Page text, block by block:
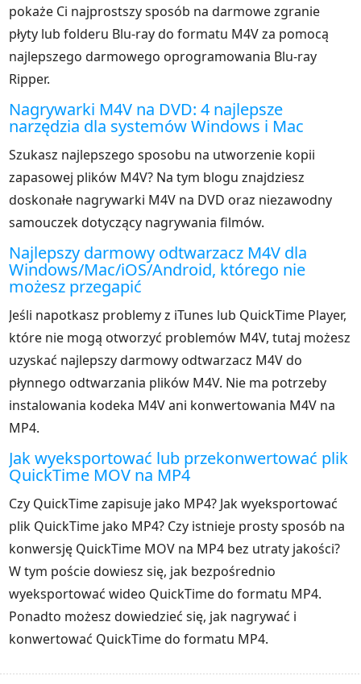
pokaże Ci najprostszy sposób na darmowe zgranie
płyty lub folderu Blu-ray do formatu M4V za pomocą
najlepszego darmowego oprogramowania Blu-ray
Ripper.
Nagrywarki M4V na DVD: 4 najlepsze
narzędzia dla systemów Windows i Mac
Szukasz najlepszego sposobu na utworzenie kopii
zapasowej plików M4V? Na tym blogu znajdziesz
doskonałe nagrywarki M4V na DVD oraz niezawodny
samouczek dotyczący nagrywania filmów.
Najlepszy darmowy odtwarzacz M4V dla
Windows/Mac/iOS/Android, którego nie
możesz przegapić
Jeśli napotkasz problemy z iTunes lub QuickTime Player,
które nie mogą otworzyć problemów M4V, tutaj możesz
uzyskać najlepszy darmowy odtwarzacz M4V do
płynnego odtwarzania plików M4V. Nie ma potrzeby
instalowania kodeka M4V ani konwertowania M4V na
MP4.
Jak wyeksportować lub przekonwertować plik
QuickTime MOV na MP4
Czy QuickTime zapisuje jako MP4? Jak wyeksportować
plik QuickTime jako MP4? Czy istnieje prosty sposób na
konwersję QuickTime MOV na MP4 bez utraty jakości?
W tym poście dowiesz się, jak bezpośrednio
wyeksportować wideo QuickTime do formatu MP4.
Ponadto możesz dowiedzieć się, jak nagrywać i
konwertować QuickTime do formatu MP4.